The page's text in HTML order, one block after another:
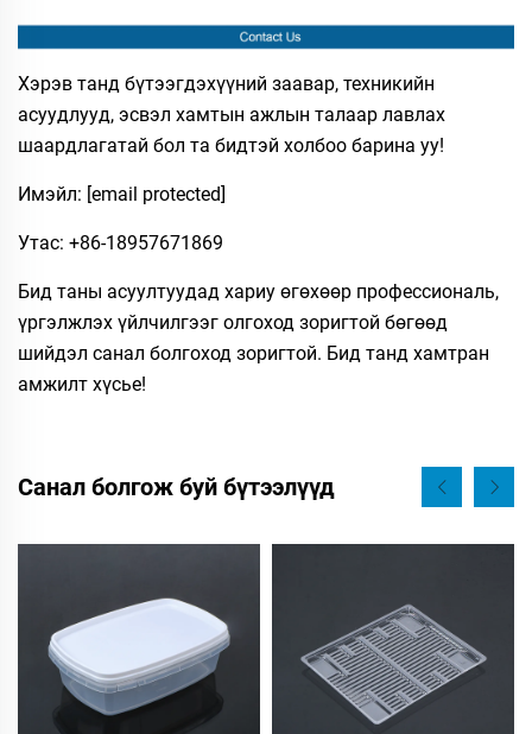
Хэрэв танд бүтээгдэхүүний заавар, техникийн
асуудлууд, эсвэл хамтын ажлын талаар лавлах
шаардлагатай бол та бидтэй холбоо барина уу!
Имэйл: [email protected]
Утас: +86-18957671869
Бид таны асуултуудад хариу өгөхөөр профессиональ,
үргэлжлэх үйлчилгээг олгоход зоригтой бөгөөд
шийдэл санал болгоход зоригтой. Бид танд хамтран
амжилт хүсье!
Санал болгож буй бүтээлүүд